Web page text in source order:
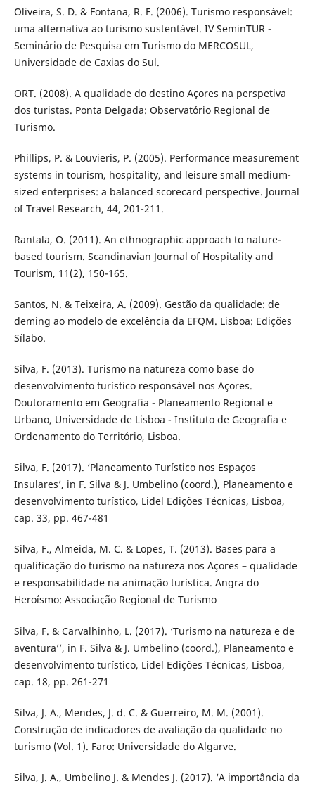
Oliveira, S. D. & Fontana, R. F. (2006). Turismo responsável:
uma alternativa ao turismo sustentável. IV SeminTUR -
Seminário de Pesquisa em Turismo do MERCOSUL,
Universidade de Caxias do Sul.
ORT. (2008). A qualidade do destino Açores na perspetiva
dos turistas. Ponta Delgada: Observatório Regional de
Turismo.
Phillips, P. & Louvieris, P. (2005). Performance measurement
systems in tourism, hospitality, and leisure small medium-
sized enterprises: a balanced scorecard perspective. Journal
of Travel Research, 44, 201-211.
Rantala, O. (2011). An ethnographic approach to nature-
based tourism. Scandinavian Journal of Hospitality and
Tourism, 11(2), 150-165.
Santos, N. & Teixeira, A. (2009). Gestão da qualidade: de
deming ao modelo de excelência da EFQM. Lisboa: Edições
Sílabo.
Silva, F. (2013). Turismo na natureza como base do
desenvolvimento turístico responsável nos Açores.
Doutoramento em Geografia - Planeamento Regional e
Urbano, Universidade de Lisboa - Instituto de Geografia e
Ordenamento do Território, Lisboa.
Silva, F. (2017). ‘Planeamento Turístico nos Espaços
Insulares’, in F. Silva & J. Umbelino (coord.), Planeamento e
desenvolvimento turístico, Lidel Edições Técnicas, Lisboa,
cap. 33, pp. 467-481
Silva, F., Almeida, M. C. & Lopes, T. (2013). Bases para a
qualificação do turismo na natureza nos Açores – qualidade
e responsabilidade na animação turística. Angra do
Heroísmo: Associação Regional de Turismo
Silva, F. & Carvalhinho, L. (2017). ‘Turismo na natureza e de
aventura’’, in F. Silva & J. Umbelino (coord.), Planeamento e
desenvolvimento turístico, Lidel Edições Técnicas, Lisboa,
cap. 18, pp. 261-271
Silva, J. A., Mendes, J. d. C. & Guerreiro, M. M. (2001).
Construção de indicadores de avaliação da qualidade no
turismo (Vol. 1). Faro: Universidade do Algarve.
Silva, J. A., Umbelino J. & Mendes J. (2017). ‘A importância da